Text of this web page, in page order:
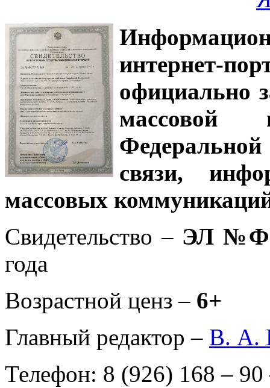
интернет-
официально
связи,
массовых
Свидетельство – ЭЛ
года
Возрастной ценз – 6+
Главный редактор – В. А.
Телефон: 8 (926) 168 – 90